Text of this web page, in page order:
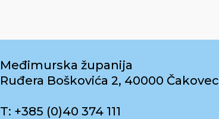
Međimurska županija
Ruđera Boškovića 2, 40000 Čakovec
T: +385 (0)40 374 111